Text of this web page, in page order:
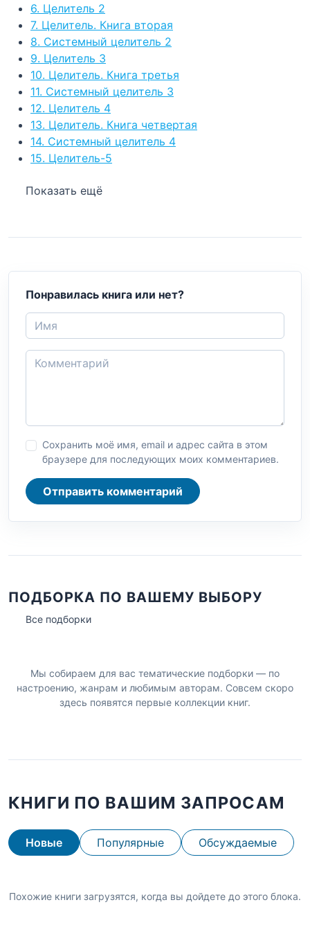
6. Целитель 2
7. Целитель. Книга вторая
8. Системный целитель 2
9. Целитель 3
10. Целитель. Книга третья
11. Системный целитель 3
12. Целитель 4
13. Целитель. Книга четвертая
14. Системный целитель 4
15. Целитель-5
Показать ещё
Понравилась книга или нет?
Сохранить моё имя, email и адрес сайта в этом
браузере для последующих моих комментариев.
Отправить комментарий
ПОДБОРКА ПО ВАШЕМУ ВЫБОРУ
Все подборки
Мы собираем для вас тематические подборки — по
настроению, жанрам и любимым авторам. Совсем скоро
здесь появятся первые коллекции книг.
КНИГИ ПО ВАШИМ ЗАПРОСАМ
Новые Популярные Обсуждаемые
Похожие книги загрузятся, когда вы дойдете до этого блока.